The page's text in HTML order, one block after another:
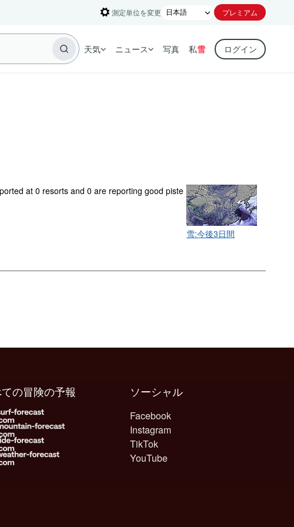
測定単位を変更 プレミアム
天気 ニュース 写真 私雪 ログイン
雪:今後3日間
at 0 resorts and 0 are reporting good piste
ソーシャル
Facebook
Instagram
TikTok
YouTube
ての冒険の予報